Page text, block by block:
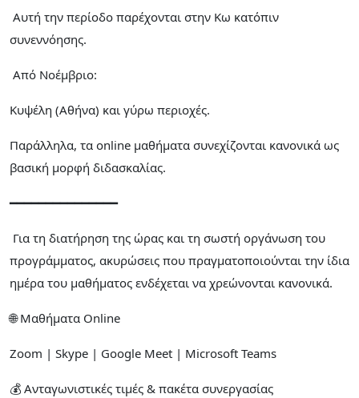
Αυτή την περίοδο παρέχονται στην Κω κατόπιν
συνεννόησης.
Από Νοέμβριο:
Κυψέλη (Αθήνα) και γύρω περιοχές.
Παράλληλα, τα online μαθήματα συνεχίζονται κανονικά ως
βασική μορφή διδασκαλίας.
━━━━━━━━━━━━━━━
Για τη διατήρηση της ώρας και τη σωστή οργάνωση του
προγράμματος, ακυρώσεις που πραγματοποιούνται την ίδια
ημέρα του μαθήματος ενδέχεται να χρεώνονται κανονικά.
🌐 Μαθήματα Online
Zoom | Skype | Google Meet | Microsoft Teams
💰 Ανταγωνιστικές τιμές & πακέτα συνεργασίας